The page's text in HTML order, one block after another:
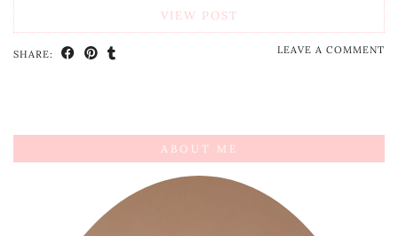
VIEW POST
SHARE: LEAVE A COMMENT
ABOUT ME